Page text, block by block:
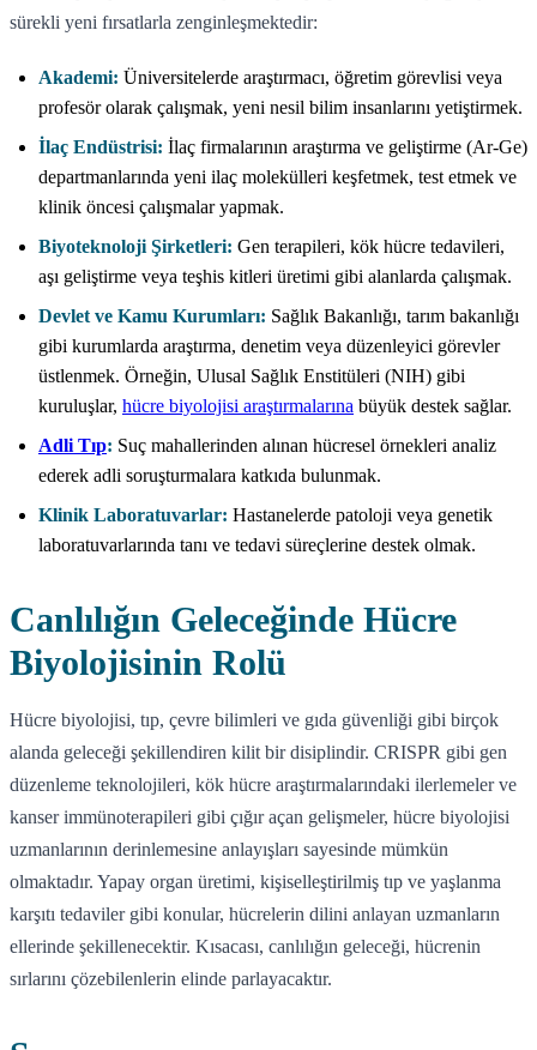
sürekli yeni fırsatlarla zenginleşmektedir:
Akademi: Üniversitelerde araştırmacı, öğretim görevlisi veya
profesör olarak çalışmak, yeni nesil bilim insanlarını yetiştirmek.
İlaç Endüstrisi: İlaç firmalarının araştırma ve geliştirme (Ar-Ge)
departmanlarında yeni ilaç molekülleri keşfetmek, test etmek ve
klinik öncesi çalışmalar yapmak.
Biyoteknoloji Şirketleri: Gen terapileri, kök hücre tedavileri,
aşı geliştirme veya teşhis kitleri üretimi gibi alanlarda çalışmak.
Devlet ve Kamu Kurumları: Sağlık Bakanlığı, tarım bakanlığı
gibi kurumlarda araştırma, denetim veya düzenleyici görevler
üstlenmek. Örneğin, Ulusal Sağlık Enstitüleri (NIH) gibi
kuruluşlar, hücre biyolojisi araştırmalarına büyük destek sağlar.
Adli Tıp: Suç mahallerinden alınan hücresel örnekleri analiz
ederek adli soruşturmalara katkıda bulunmak.
Klinik Laboratuvarlar: Hastanelerde patoloji veya genetik
laboratuvarlarında tanı ve tedavi süreçlerine destek olmak.
Canlılığın Geleceğinde Hücre
Biyolojisinin Rolü
Hücre biyolojisi, tıp, çevre bilimleri ve gıda güvenliği gibi birçok
alanda geleceği şekillendiren kilit bir disiplindir. CRISPR gibi gen
düzenleme teknolojileri, kök hücre araştırmalarındaki ilerlemeler ve
kanser immünoterapileri gibi çığır açan gelişmeler, hücre biyolojisi
uzmanlarının derinlemesine anlayışları sayesinde mümkün
olmaktadır. Yapay organ üretimi, kişiselleştirilmiş tıp ve yaşlanma
karşıtı tedaviler gibi konular, hücrelerin dilini anlayan uzmanların
ellerinde şekillenecektir. Kısacası, canlılığın geleceği, hücrenin
sırlarını çözebilenlerin elinde parlayacaktır.